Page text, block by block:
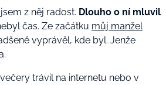
z něj radost. Dlouho o ní mluvil
čas. Ze začátku můj manžel
vyprávěl, kde byl. Jenže
trávil na internetu nebo v